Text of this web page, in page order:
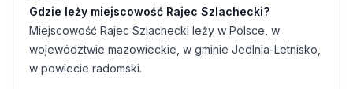
Gdzie leży miejscowość Rajec Szlachecki?
Miejscowość Rajec Szlachecki leży w Polsce, w
województwie mazowieckie, w gminie Jedlnia-Letnisko,
w powiecie radomski.